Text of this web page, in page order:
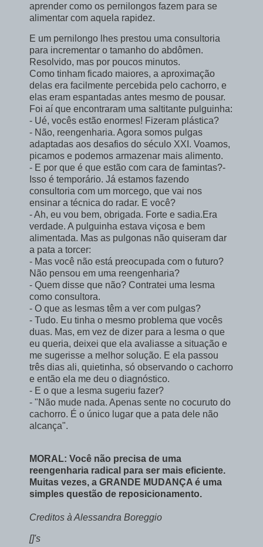
aprender como os pernilongos fazem para se
alimentar com aquela rapidez.
E um pernilongo lhes prestou uma consultoria
para incrementar o tamanho do abdômen.
Resolvido, mas por poucos minutos.
Como tinham ficado maiores, a aproximação
delas era facilmente percebida pelo cachorro, e
elas eram espantadas antes mesmo de pousar.
Foi aí que encontraram uma saltitante pulguinha:
- Ué, vocês estão enormes! Fizeram plástica?
- Não, reengenharia. Agora somos pulgas
adaptadas aos desafios do século XXI. Voamos,
picamos e podemos armazenar mais alimento.
- E por que é que estão com cara de famintas?-
Isso é temporário. Já estamos fazendo
consultoria com um morcego, que vai nos
ensinar a técnica do radar. E você?
- Ah, eu vou bem, obrigada. Forte e sadia.Era
verdade. A pulguinha estava viçosa e bem
alimentada. Mas as pulgonas não quiseram dar
a pata a torcer:
- Mas você não está preocupada com o futuro?
Não pensou em uma reengenharia?
- Quem disse que não? Contratei uma lesma
como consultora.
- O que as lesmas têm a ver com pulgas?
- Tudo. Eu tinha o mesmo problema que vocês
duas. Mas, em vez de dizer para a lesma o que
eu queria, deixei que ela avaliasse a situação e
me sugerisse a melhor solução. E ela passou
três dias ali, quietinha, só observando o cachorro
e então ela me deu o diagnóstico.
- E o que a lesma sugeriu fazer?
- "Não mude nada. Apenas sente no cocuruto do
cachorro. É o único lugar que a pata dele não
alcança".
MORAL: Você não precisa de uma
reengenharia radical para ser mais eficiente.
Muitas vezes, a GRANDE MUDANÇA é uma
simples questão de reposicionamento.
Creditos à Alessandra Boreggio
[]'s